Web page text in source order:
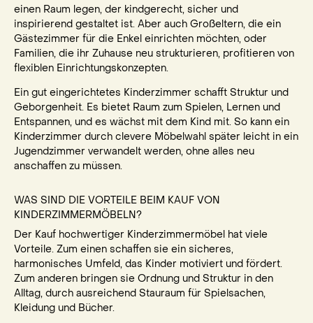
einen Raum legen, der kindgerecht, sicher und
inspirierend gestaltet ist. Aber auch Großeltern, die ein
Gästezimmer für die Enkel einrichten möchten, oder
Familien, die ihr Zuhause neu strukturieren, profitieren von
flexiblen Einrichtungskonzepten.
Ein gut eingerichtetes Kinderzimmer schafft Struktur und
Geborgenheit. Es bietet Raum zum Spielen, Lernen und
Entspannen, und es wächst mit dem Kind mit. So kann ein
Kinderzimmer durch clevere Möbelwahl später leicht in ein
Jugendzimmer verwandelt werden, ohne alles neu
anschaffen zu müssen.
WAS SIND DIE VORTEILE BEIM KAUF VON
KINDERZIMMERMÖBELN?
Der Kauf hochwertiger Kinderzimmermöbel hat viele
Vorteile. Zum einen schaffen sie ein sicheres,
harmonisches Umfeld, das Kinder motiviert und fördert.
Zum anderen bringen sie Ordnung und Struktur in den
Alltag, durch ausreichend Stauraum für Spielsachen,
Kleidung und Bücher.